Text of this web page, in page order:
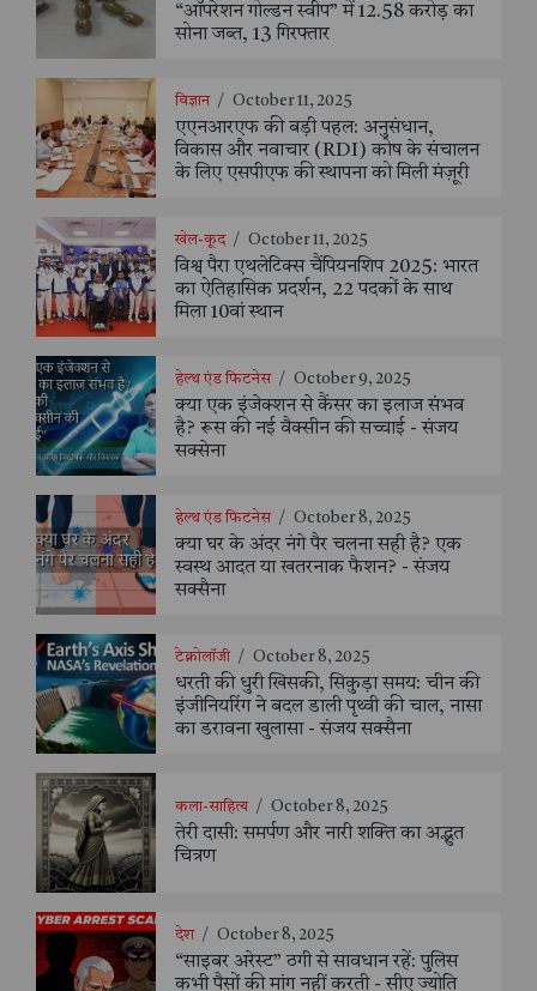
“ऑपरेशन गोल्डन स्वीप” में 12.58 करोड़ का
सोना जब्त, 13 गिरफ्तार
विज्ञान / October 11, 2025
एएनआरएफ की बड़ी पहल: अनुसंधान,
विकास और नवाचार (RDI) कोष के संचालन
के लिए एसपीएफ की स्थापना को मिली मंज़ूरी
खेल-कूद / October 11, 2025
विश्व पैरा एथलेटिक्स चैंपियनशिप 2025: भारत
का ऐतिहासिक प्रदर्शन, 22 पदकों के साथ
मिला 10वां स्थान
हेल्थ एंड फिटनेस / October 9, 2025
क्या एक इंजेक्शन से कैंसर का इलाज संभव
है? रूस की नई वैक्सीन की सच्चाई - संजय
सक्सेना
हेल्थ एंड फिटनेस / October 8, 2025
क्या घर के अंदर नंगे पैर चलना सही है? एक
स्वस्थ आदत या खतरनाक फैशन? - संजय
सक्सैना
टेक्नोलॉजी / October 8, 2025
धरती की धुरी खिसकी, सिकुड़ा समय: चीन की
इंजीनियरिंग ने बदल डाली पृथ्वी की चाल, नासा
का डरावना खुलासा - संजय सक्सैना
कला-साहित्य / October 8, 2025
तेरी दासी: समर्पण और नारी शक्ति का अद्भुत
चित्रण
देश / October 8, 2025
“साइबर अरेस्ट” ठगी से सावधान रहें: पुलिस
कभी पैसों की मांग नहीं करती - सीए ज्योति